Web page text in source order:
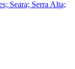
Seara; Serra Alta;